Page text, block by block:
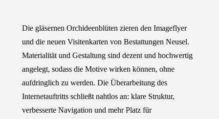
Die gläsernen Orchideenblüten zieren den Imageflyer
und die neuen Visitenkarten von Bestattungen Neusel.
Materialität und Gestaltung sind dezent und hochwertig
angelegt, sodass die Motive wirken können, ohne
aufdringlich zu werden. Die Überarbeitung des
Internetauftritts schließt nahtlos an: klare Struktur,
verbesserte Navigation und mehr Platz für